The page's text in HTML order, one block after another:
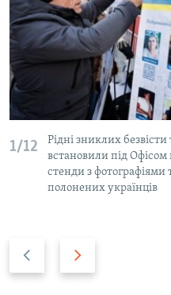
1/12
Рідні зниклих
встановили під Офісом
стенди з
полонених українців